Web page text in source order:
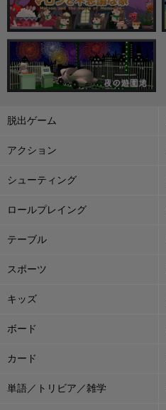
脱出ゲーム
アクション
シューティング
ロールプレイング
テーブル
スポーツ
キッズ
ボード
カード
単語／トリビア／雑学